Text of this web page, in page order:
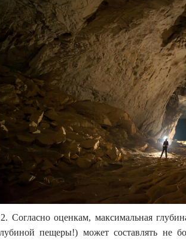
Согласно оценкам, максимальная
пещеры!) может составлять не